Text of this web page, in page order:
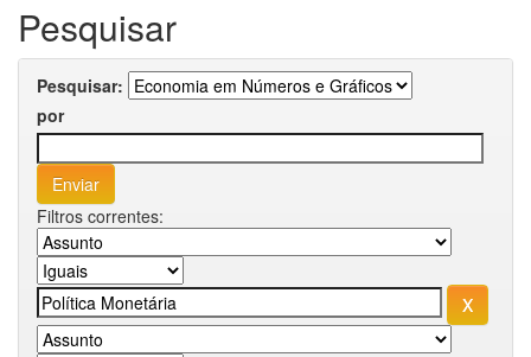
Pesquisar
Pesquisar:
por
Filtros correntes: